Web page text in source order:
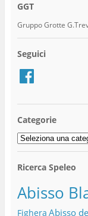
GGT
Gruppo Grotte
Seguici
Facebook
Categorie
Categorie
Ricerca Speleo
Abisso
Fighera Abisso